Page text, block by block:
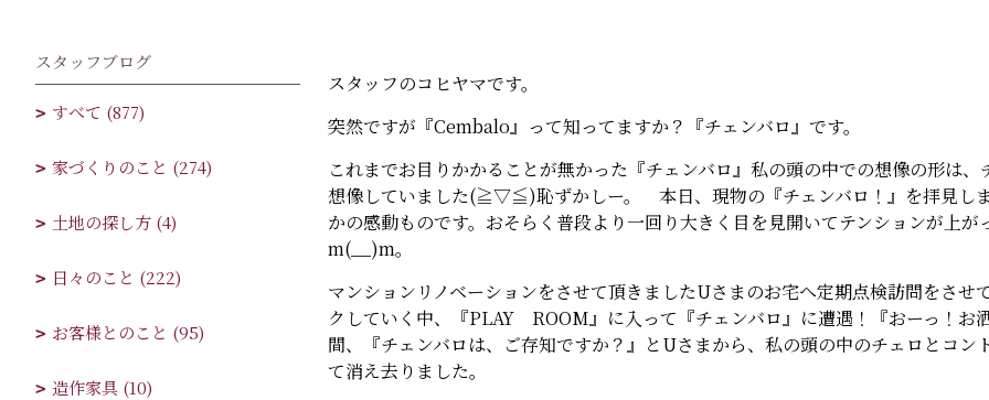
スタッフのコヒヤマです。
突然ですが『Cembalo』って知ってますか？『チェンバロ』です。
これまでお目りかかることが無かった『チェンバロ』私の頭の中での想像の形は
想像していました(≧▽≦)恥ずかしー。 本日、現物の『チェンバロ！』を拝見し
かの感動ものです。おそらく普段より一回り大きく目を見開いてテンションが上
m(__)m。
マンションリノベーションをさせて頂きましたUさまのお宅へ定期点検訪問をさ
クしていく中、『PLAY ROOM』に入って『チェンバロ』に遭遇！『おーっ！お
間、『チェンバロは、ご存知ですか？』とUさまから、私の頭の中のチェロとコ
て消え去りました。
スタッフブログ
すべて (877)
家づくりのこと (274)
土地の探し方 (4)
日々のこと (222)
お客様とのこと (95)
造作家具 (10)